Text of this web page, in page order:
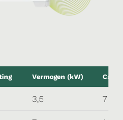
Vermogen (kW)
3,5 7